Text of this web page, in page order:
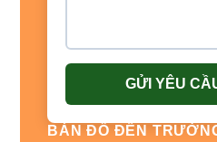
GỬI YÊU
BẢN ĐỒ ĐẾN